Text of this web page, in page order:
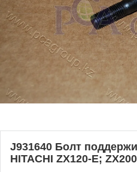
J931640 Болт
HITACHI ZX120-E;